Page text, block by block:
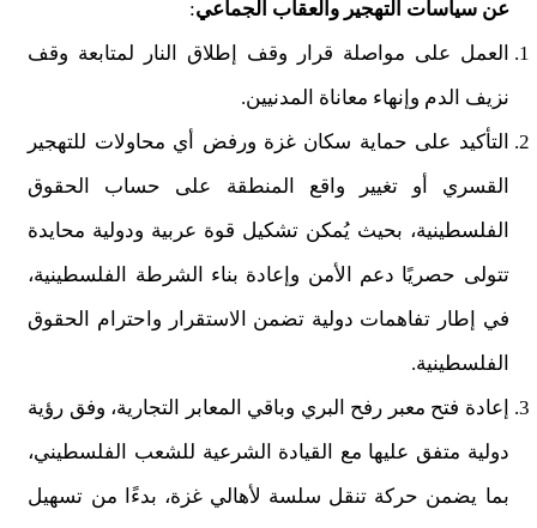
عن سياسات التهجير والعقاب الجماعي:
العمل على مواصلة قرار وقف إطلاق النار لمتابعة وقف
نزيف الدم وإنهاء معاناة المدنيين.
التأكيد على حماية سكان غزة ورفض أي محاولات للتهجير
القسري أو تغيير واقع المنطقة على حساب الحقوق
الفلسطينية، بحيث يُمكن تشكيل قوة عربية ودولية محايدة
تتولى حصريًا دعم الأمن وإعادة بناء الشرطة الفلسطينية،
في إطار تفاهمات دولية تضمن الاستقرار واحترام الحقوق
الفلسطينية.
إعادة فتح معبر رفح البري وباقي المعابر التجارية، وفق رؤية
دولية متفق عليها مع القيادة الشرعية للشعب الفلسطيني،
بما يضمن حركة تنقل سلسة لأهالي غزة، بدءًا من تسهيل